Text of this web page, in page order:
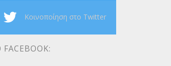
Κοινοποίηση στο Twitter